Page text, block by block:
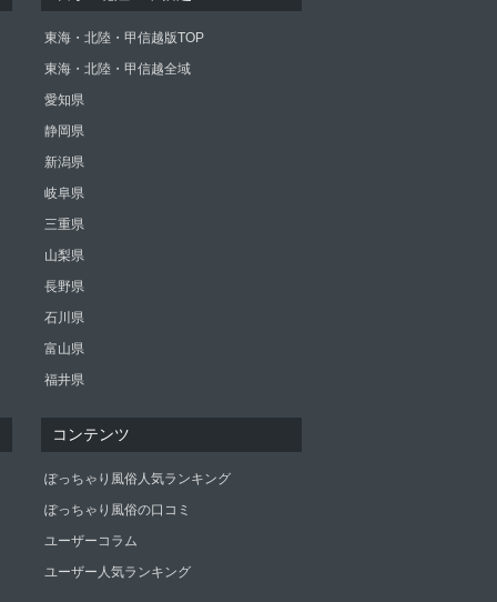
東海・北陸・甲信越版TOP
東海・北陸・甲信越全域
愛知県
静岡県
新潟県
岐阜県
三重県
山梨県
長野県
石川県
富山県
福井県
コンテンツ
ぽっちゃり風俗人気ランキング
ぽっちゃり風俗の口コミ
ユーザーコラム
ユーザー人気ランキング